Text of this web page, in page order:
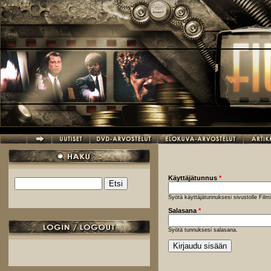
Hyppää pääsisältöön
Hakulomake
Käyttäjätunnus *
Syötä käyttäjätunnuksesi sivustolle
Salasana *
Syötä tunnuksesi salasana.